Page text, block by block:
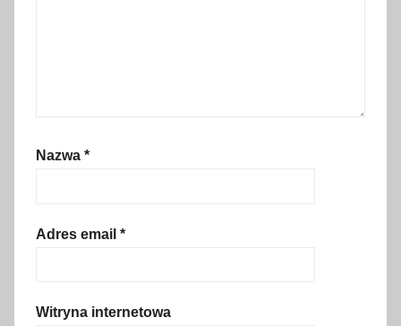
n
a
Nazwa *
Adres email *
Witryna internetowa